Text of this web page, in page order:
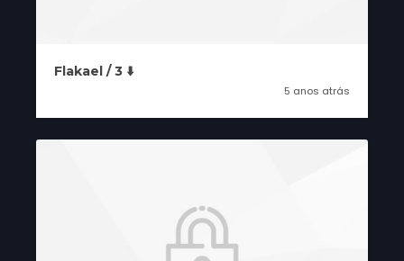
Flakael / 3 ⬇️
5 anos atrás